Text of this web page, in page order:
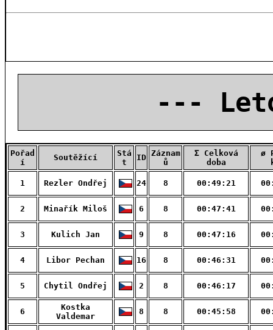
---
Pořad
í
Soutěžící
Stá
t
ID Záznam
ů
Σ Celková
doba
ø
1 Rezler Ondřej 24 8 00:49:21
2 Minařík Miloš 6 8 00:47:41
3 Kulich Jan 9 8 00:47:16
4 Libor Pechan 16 8 00:46:31
5 Chytil Ondřej 2 8 00:46:17
6
Kostka
Valdemar
8 8 00:45:58